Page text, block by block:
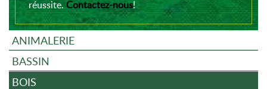
réussite.Contactez-nous!
ANIMALERIE
BASSIN
BOIS